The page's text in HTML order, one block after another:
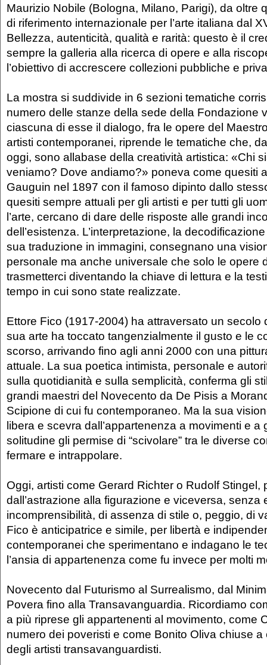
Maurizio Nobile (Bologna, Milano, Parigi), da oltre
di riferimento internazionale per l’arte italiana dal
Bellezza, autenticità, qualità e rarità: questo è il
sempre la galleria alla ricerca di opere e alla
l’obiettivo di accrescere collezioni pubbliche e
La mostra si suddivide in 6 sezioni tematiche
numero delle stanze della sede della Fondazione
ciascuna di esse il dialogo, fra le opere del
artisti contemporanei, riprende le tematiche che,
oggi, sono allabase della creatività artistica: «Chi
veniamo? Dove andiamo?» poneva come quesiti
Gauguin nel 1897 con il famoso dipinto dallo
quesiti sempre attuali per gli artisti e per tutti gli
l’arte, cercano di dare delle risposte alle grandi
dell’esistenza. L’interpretazione, la
sua traduzione in immagini, consegnano una
personale ma anche universale che solo le opere
trasmetterci diventando la chiave di lettura e la
tempo in cui sono state realizzate.
Ettore Fico (1917-2004) ha attraversato un secolo
sua arte ha toccato tangenzialmente il gusto e le
scorso, arrivando fino agli anni 2000 con una
attuale. La sua poetica intimista, personale e
sulla quotidianità e sulla semplicità, conferma gli
grandi maestri del Novecento da De Pisis a
Scipione di cui fu contemporaneo. Ma la sua
libera e scevra dall’appartenenza a movimenti e a
solitudine gli permise di “scivolare” tra le diverse
fermare e intrappolare.
Oggi, artisti come Gerard Richter o Rudolf Stingel,
dall’astrazione alla figurazione e viceversa, senza
incomprensibilità, di assenza di stile o, peggio, di
Fico è anticipatrice e simile, per libertà e
contemporanei che sperimentano e indagano le
l’ansia di appartenenza come fu invece per molti
Novecento dal Futurismo al Surrealismo, dal
Povera fino alla Transavanguardia. Ricordiamo
a più riprese gli appartenenti al movimento, come
numero dei poveristi e come Bonito Oliva chiuse
degli artisti transavanguardisti.